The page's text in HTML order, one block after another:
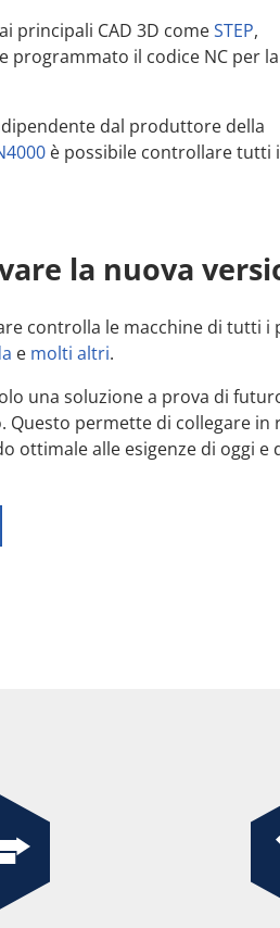
principali CAD 3D comeSTEP,
programmato il codice NC per la
dal produttore della
è possibile controllare tutti
la nuova
controlla le macchine di tutti i
e molti altri.
una soluzione a prova di
Questo permette di collegare in
ottimale alle esigenze di oggi e